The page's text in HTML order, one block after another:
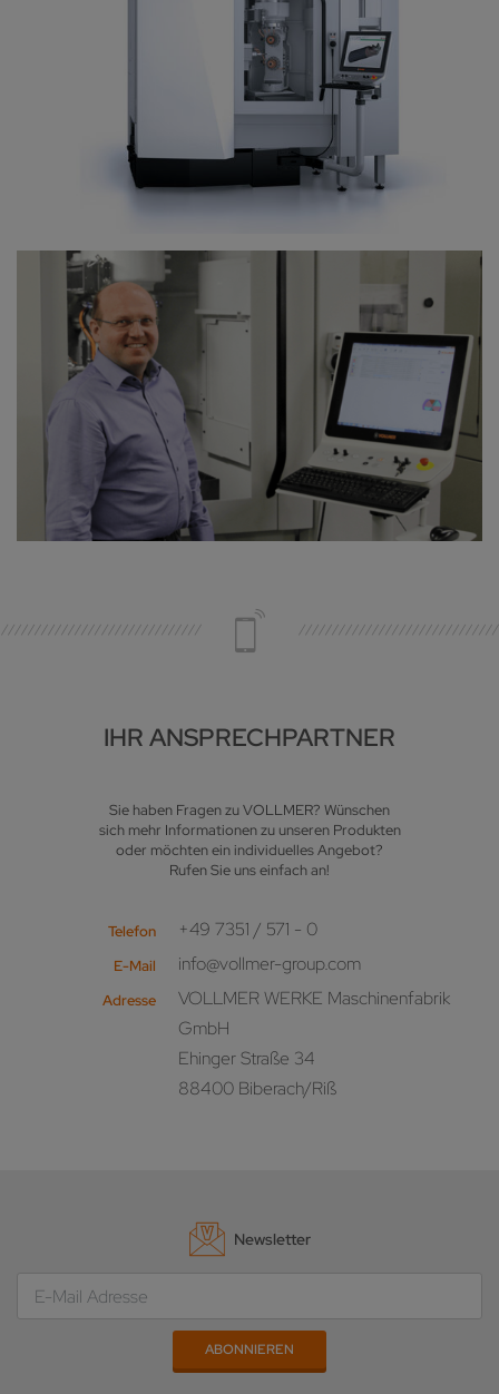
IHR ANSPRECHPARTNER
Sie haben Fragen zu VOLLMER? Wünschen
sich mehr Informationen zu unseren Produkten
oder möchten ein individuelles Angebot?
Rufen Sie uns einfach an!
Telefon +49 7351 / 571 - 0
E-Mail info@vollmer-group.com
Adresse
VOLLMER WERKE Maschinenfabrik
GmbH
Ehinger Straße 34
88400 Biberach/Riß
Newsletter